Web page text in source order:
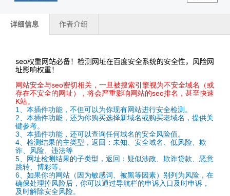
详细信息 作者介绍
seo权重网站必备！检测网址在百度安全系统的安全性，风险网
址影响权重！
网站安全与seo密切相关，一旦被搜索引擎视为不安全域名（或
存在不安全的网址），将会严重影响网站的seo排名，甚至快速
K站。
1、本插件功能，不但可以为你现有网站进行安全检测。
2、本插件功能，还为你购买选择新域名或购买老域名，提供关
键参考。
3、本插件功能，还可以查询任何域名的安全风险值。
4、检测结果的主类型，返回：未知、安全域名、低风险、欺
诈、风险、违法等
5、网址检测结果的子类型，返回：疑似涉政、欺诈贷款、恶意
跳转、博彩等。
6、如果你的网站（因为敏感词、被黑等因素）别列为风险，在
确保处理掉风险后，你可以通过导航栏的申诉入口及时申诉，
及时解除安全风险。